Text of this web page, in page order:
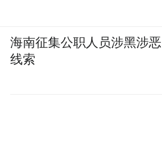
海南征集公职人员涉黑涉恶
线索